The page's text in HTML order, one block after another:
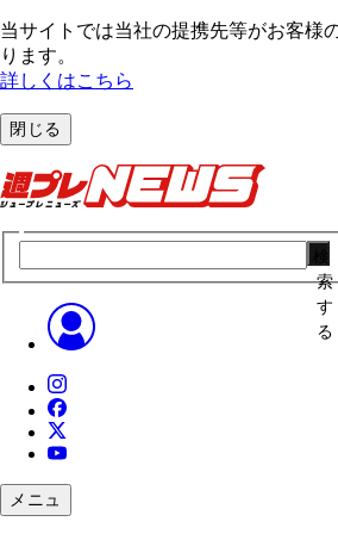
当サイトでは当社の提携先等がお客様
ります。
詳しくはこちら
閉じる
索
す
る
メニュ